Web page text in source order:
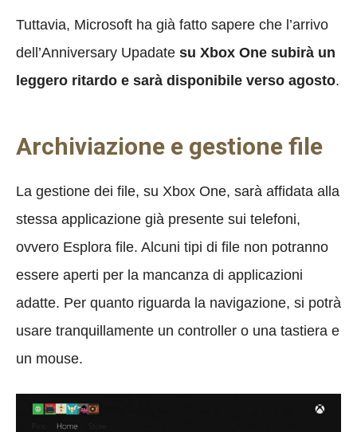
Tuttavia, Microsoft ha già fatto sapere che l’arrivo
dell’Anniversary Upadate su Xbox One subirà un
leggero ritardo e sarà disponibile verso agosto.
Archiviazione e gestione file
La gestione dei file, su Xbox One, sarà affidata alla
stessa applicazione già presente sui telefoni,
ovvero Esplora file. Alcuni tipi di file non potranno
essere aperti per la mancanza di applicazioni
adatte. Per quanto riguarda la navigazione, si potrà
usare tranquillamente un controller o una tastiera e
un mouse.